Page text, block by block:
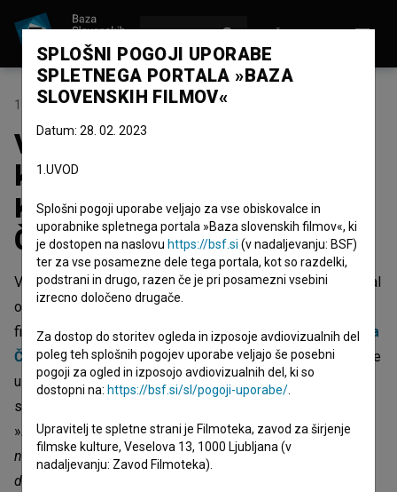
13. januar 2026
V tekmovalnem programu
kratkih filmov na Berlinalu
Kozmonavti režiserja Lea
Černica
V tekmovalni program letošnjega 76. Berlinala, ki bo potekal
od 12. do 22. februarja, se je v tekmovalni program kratkih
filmov uvrstil kratki animirani filmKozmonavtirežiserjaLea
Černica, ki je tudi scenarist, glavni animator filma, zanj pa je
ustvaril tudi likovno podobo. Film bo na festivalu doživel
svetovno premiero, ob tem pa je Černic povedal:
»Hrepenenje in iskrenost outsiderjev je tema, ki mi je že od
nekdaj zelo blizu. Gane me, kako močno stremimo k temu,
da ljubimo, in kaj vse smo pripravljeni narediti, da se to
SPLOŠNI POGOJI UPORABE
SPLETNEGA PORTALA »BAZA
SLOVENSKIH FILMOV«
Datum: 28. 02. 2023
1.UVOD
Splošni pogoji uporabe veljajo za vse obiskovalce in
uporabnike spletnega portala »Baza slovenskih filmov«, ki
je dostopen na naslovu https://bsf.si (v nadaljevanju: BSF)
ter za vse posamezne dele tega portala, kot so razdelki,
podstrani in drugo, razen če je pri posamezni vsebini
izrecno določeno drugače.
Za dostop do storitev ogleda in izposoje avdiovizualnih del
poleg teh splošnih pogojev uporabe veljajo še posebni
pogoji za ogled in izposojo avdiovizualnih del, ki so
dostopni na: https://bsf.si/sl/pogoji-uporabe/
Upravitelj te spletne strani je Filmoteka, zavod za širjenje
filmske kulture, Veselova 13, 1000 Ljubljana (v
nadaljevanju: Zavod Filmoteka).